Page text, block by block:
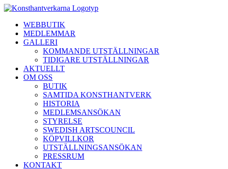
Fortsätt
innehålletWEBBUTIK
MEDLEMMAR
GALLERI
KOMMANDE UTSTÄLLNINGAR
TIDIGARE UTSTÄLLNINGAR
AKTUELLT
OM OSS
BUTIK
SAMTIDA KONSTHANTVERK
HISTORIA
MEDLEMSANSÖKAN
STYRELSE
SWEDISH ARTSCOUNCIL
KÖPVILLKOR
UTSTÄLLNINGSANSÖKAN
PRESSRUM
KONTAKT